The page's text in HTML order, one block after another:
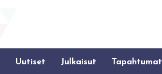
Uutiset Julkaisut Tapahtumat